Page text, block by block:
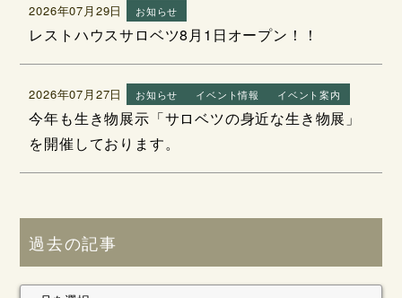
2026年07月29日 お知らせ
レストハウスサロベツ8月1日オープン！！
2026年07月27日 お知らせ イベント情報 イベント案内
今年も生き物展示「サロベツの身近な生き物展」
を開催しております。
過去の記事